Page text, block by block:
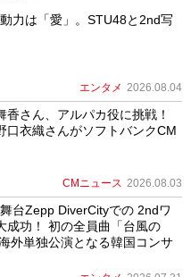
力は「愛」。STU48と2nd写
エンタメ 2026.08.04
香さん、アルパカ役に挑戦！
口衣織さんがソフトバンクCM
CMニュース 2026.08.03
台Zepp DiverCityでの 2ndワ
成功！ 初の全員曲「台風の
外単独公演となる韓国コンサ